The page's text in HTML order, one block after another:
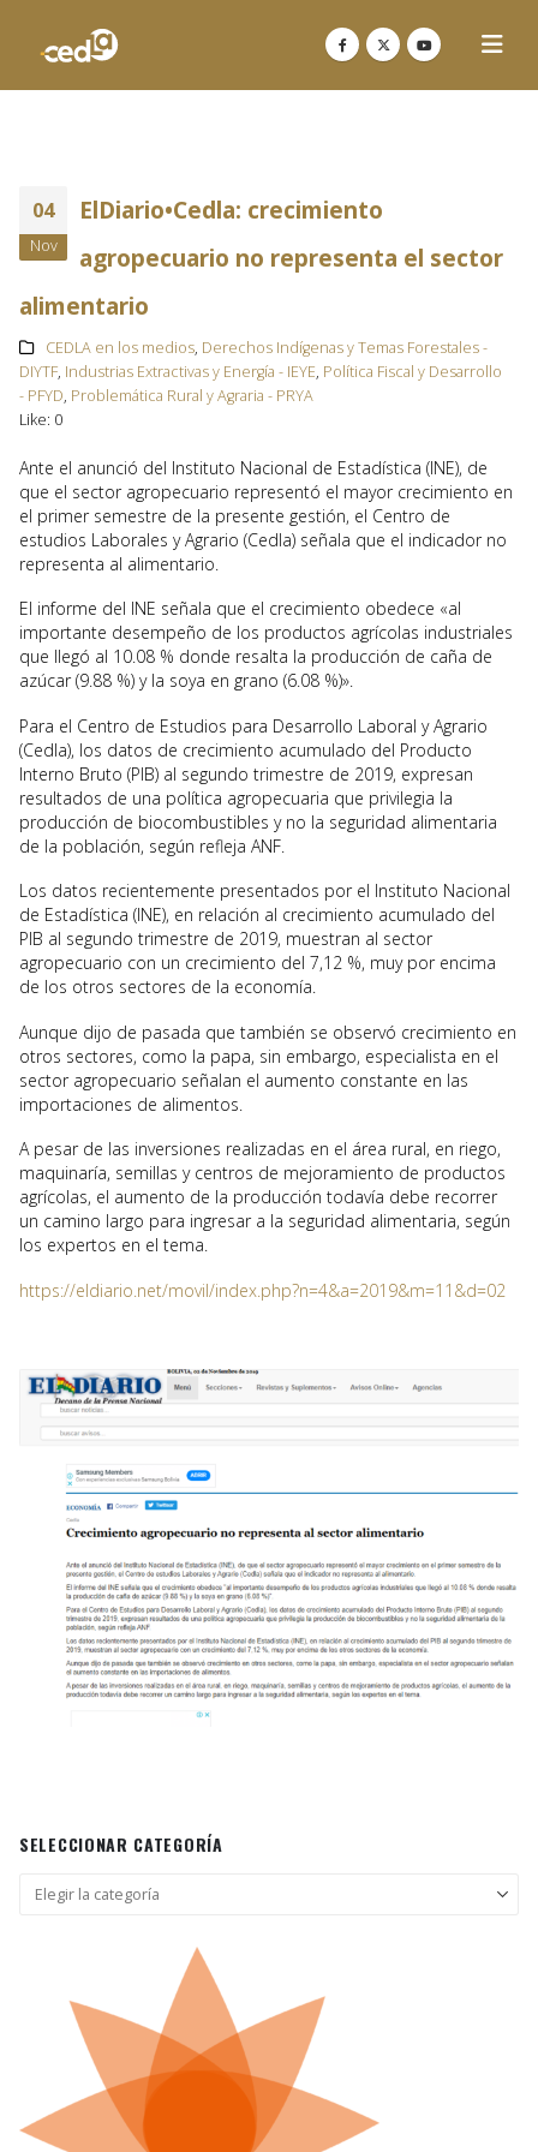
04
Nov
ElDiario•Cedla: crecimiento
agropecuario no representa el sector
alimentario
CEDLA en los medios, Derechos Indígenas y Temas Forestales -
DIYTF, Industrias Extractivas y Energía - IEYE, Política Fiscal y Desarrollo
- PFYD, Problemática Rural y Agraria - PRYA
Like: 0
Ante el anunció del Instituto Nacional de Estadística (INE), de
que el sector agropecuario representó el mayor crecimiento en
el primer semestre de la presente gestión, el Centro de
estudios Laborales y Agrario (Cedla) señala que el indicador no
representa al alimentario.
El informe del INE señala que el crecimiento obedece «al
importante desempeño de los productos agrícolas industriales
que llegó al 10.08 % donde resalta la producción de caña de
azúcar (9.88 %) y la soya en grano (6.08 %)».
Para el Centro de Estudios para Desarrollo Laboral y Agrario
(Cedla), los datos de crecimiento acumulado del Producto
Interno Bruto (PIB) al segundo trimestre de 2019, expresan
resultados de una política agropecuaria que privilegia la
producción de biocombustibles y no la seguridad alimentaria
de la población, según refleja ANF.
Los datos recientemente presentados por el Instituto Nacional
de Estadística (INE), en relación al crecimiento acumulado del
PIB al segundo trimestre de 2019, muestran al sector
agropecuario con un crecimiento del 7,12 %, muy por encima
de los otros sectores de la economía.
Aunque dijo de pasada que también se observó crecimiento en
otros sectores, como la papa, sin embargo, especialista en el
sector agropecuario señalan el aumento constante en las
importaciones de alimentos.
A pesar de las inversiones realizadas en el área rural, en riego,
maquinaría, semillas y centros de mejoramiento de productos
agrícolas, el aumento de la producción todavía debe recorrer
un camino largo para ingresar a la seguridad alimentaria, según
los expertos en el tema.
https://eldiario.net/movil/index.php?n=4&a=2019&m=11&d=02
SELECCIONAR CATEGORÍA
Seleccionar
categoría